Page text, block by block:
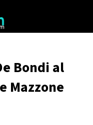
Bondi al
Mazzone